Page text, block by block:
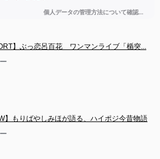
】ぶっ恋呂百花　ワンマンライブ「楯突...
】もりばやしみほが語る、ハイポジ今昔物語